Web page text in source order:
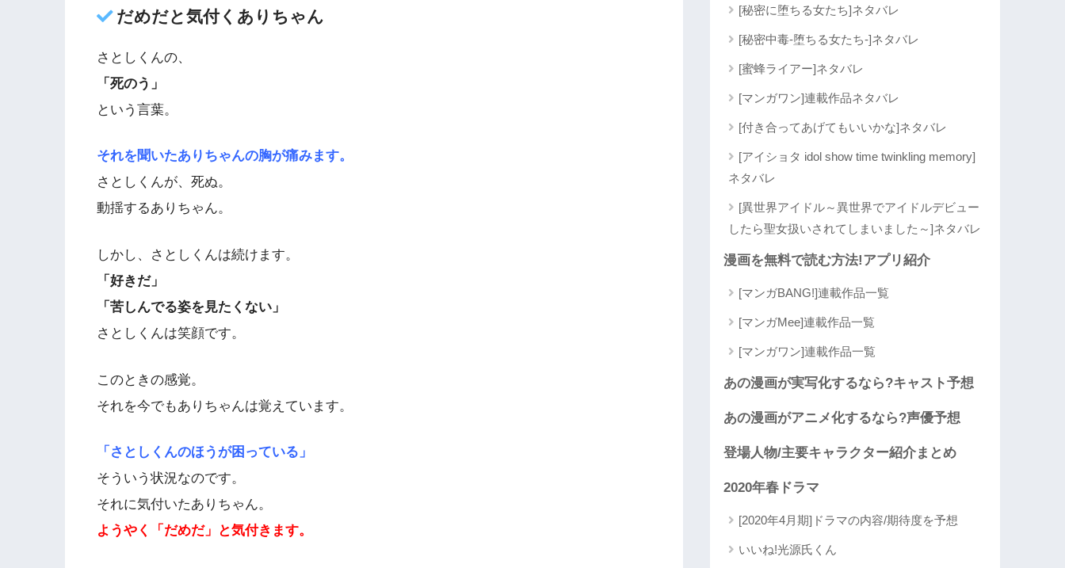
だめだと気付くありちゃん
さとしくんの、
「死のう」
という言葉。
それを聞いたありちゃんの胸が痛みます。
さとしくんが、死ぬ。
動揺するありちゃん。
しかし、さとしくんは続けます。
「好きだ」
「苦しんでる姿を見たくない」
さとしくんは笑顔です。
このときの感覚。
それを今でもありちゃんは覚えています。
「さとしくんのほうが困っている」
そういう状況なのです。
それに気付いたありちゃん。
ようやく「だめだ」と気付きます。
[秘密に堕ちる女たち]ネタバレ
[秘密中毒-堕ちる女たち-]ネタバレ
[蜜蜂ライアー]ネタバレ
[マンガワン]連載作品ネタバレ
[付き合ってあげてもいいかな]ネタバレ
[アイショタ idol show time twinkling memory]
ネタバレ
[異世界アイドル～異世界でアイドルデビュー
したら聖女扱いされてしまいました～]ネタバレ
漫画を無料で読む方法!アプリ紹介
[マンガBANG!]連載作品一覧
[マンガMee]連載作品一覧
[マンガワン]連載作品一覧
あの漫画が実写化するなら?キャスト予想
あの漫画がアニメ化するなら?声優予想
登場人物/主要キャラクター紹介まとめ
2020年春ドラマ
[2020年4月期]ドラマの内容/期待度を予想
いいね!光源氏くん